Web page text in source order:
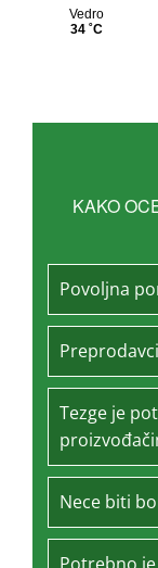
KAKO
Povoljna
Tezge je
Nece biti